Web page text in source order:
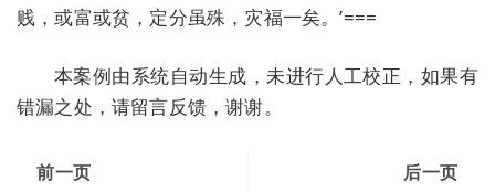
贱，或富或贫，定分虽殊，灾福一矣。’===
本案例由系统自动生成，未进行人工校正，如果有
错漏之处，请留言反馈，谢谢。
前一页 后一页